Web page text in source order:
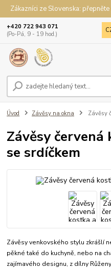
Zákazníci ze Slovenska:
+420 722 943 071
(Po-Pá, 9 - 19 hod.)
Úvod Závěsy na okna Závěsy
Závěsy červená
se srdíčkem
Závěsy venkovského stylu zkrášlí
pěkné také do kuchyně, nebo na
zajímavého designu, z dílny